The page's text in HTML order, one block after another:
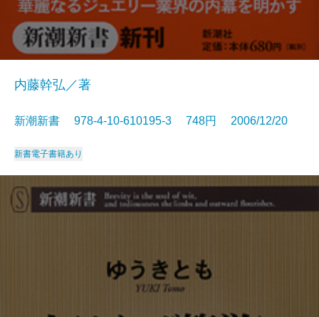
内藤幹弘／著
新潮新書 978-4-10-610195-3 748円 2006/12/20
新書電子書籍あり